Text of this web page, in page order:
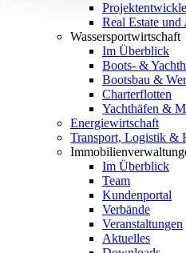
Real Estate und
Wassersportwirtschaft
Im Überblick
Boots- &
Bootsbau &
Charterflotten
Yachthäfen &
Energiewirtschaft
Transport, Logistik &
Im Überblick
Team
Kundenportal
Verbände
Veranstaltungen
Aktuelles